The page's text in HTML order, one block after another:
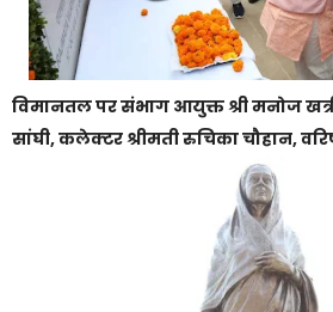
विमानतल पर संभाग आयुक्त श्री मनोज
सांघी, कलेक्टर श्रीमती रुचिका चौहान,